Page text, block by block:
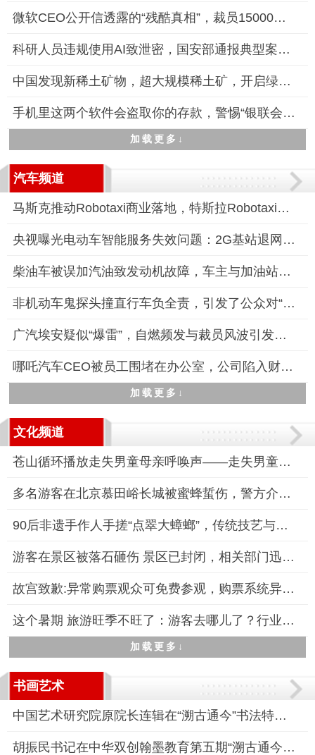
微软CEO公开信透露的“残酷真相”，裁员15000名员工
科研人员违规使用AI致泄密，国安部通报典型案例警示保密风险
中国发现新稀土矿物，超大规模稀土矿，开启绿色能源新时代
手机里这两个软件会盗取你的存款，警惕“银联会议”和“抖音会议
加载更多↓
汽车频道
马斯克推动Robotaxi商业落地，特斯拉Robotaxi服务即将启动
央视曝光电动车智能服务失效问题：2G基站退网，智能服务需付费升
柴油车被误加汽油致发动机故障，车主与加油站陷入责任认定僵局
非机动车鬼探头撞直行车负全责，引发了公众对“鬼探头”事故责任
广汽埃安疑似“爆雷”，自燃频发与裁员风波引发市场担忧
哪吒汽车CEO被员工围堵在办公室，公司陷入财务与舆论双重危机
加载更多↓
文化频道
苍山循环播放走失男童母亲呼唤声——走失男童搜救持续进行
多名游客在北京慕田峪长城被蜜蜂蜇伤，警方介入调查
90后非遗手作人手搓“点翠大蟑螂”，传统技艺与亚文化碰撞出新火
游客在景区被落石砸伤 景区已封闭，相关部门迅速响应并封闭景区
故宫致歉:异常购票观众可免费参观，购票系统异常致“2分钱门票”
这个暑期 旅游旺季不旺了：游客去哪儿了？行业何去何从？
加载更多↓
书画艺术
中国艺术研究院原院长连辑在“溯古通今”书法特训高研班线下研修
胡振民书记在中华双创翰墨教育第五期“溯古通今”书法高研班“线